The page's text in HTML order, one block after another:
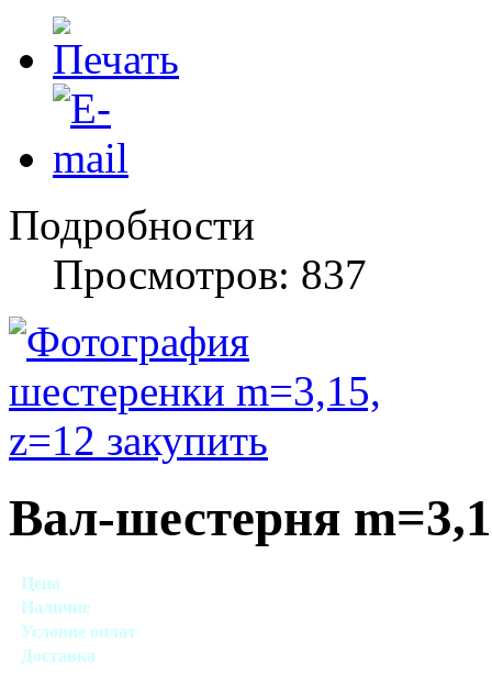
Подробности
Просмотров: 837
Вал-шестерня
Цена
Наличие
Условие оплат
Доставка